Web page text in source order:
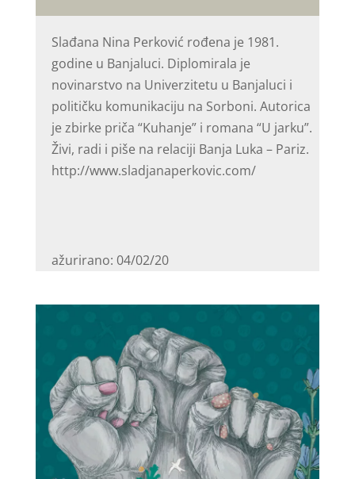
Slađana Nina Perković rođena je 1981.
godine u Banjaluci. Diplomirala je
novinarstvo na Univerzitetu u Banjaluci i
političku komunikaciju na Sorboni. Autorica
je zbirke priča “Kuhanje” i romana “U jarku”.
Živi, radi i piše na relaciji Banja Luka – Pariz.
http://www.sladjanaperkovic.com/
ažurirano: 04/02/20